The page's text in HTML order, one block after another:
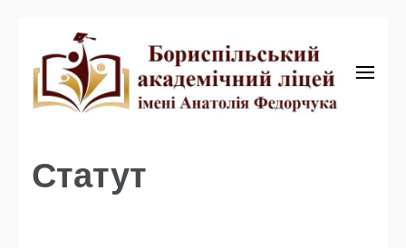
академічний ліцей
Статут